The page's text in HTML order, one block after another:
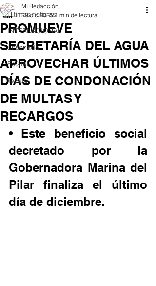
Últimas noticias
INTERNACIONAL
Ensenada
Estatal
Tecate
PROMUEVE
SECRETARÍA DEL AGUA
APROVECHAR ÚLTIMOS
DÍAS DE CONDONACIÓN
DE MULTAS Y
RECARGOS
MI Redacción
29 dic 2025 1 min de lectura
• Este beneficio social
decretado por la
Gobernadora Marina del
Pilar finaliza el último
día de diciembre.